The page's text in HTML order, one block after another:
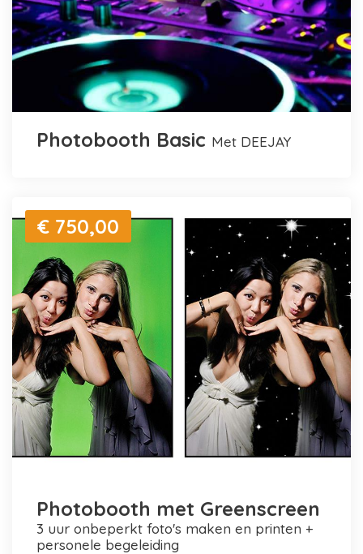
Photobooth Basic met DEEJAY
€ 750,00
Photobooth met Greenscreen
3 uur onbeperkt foto's maken en printen +
personele begeleiding